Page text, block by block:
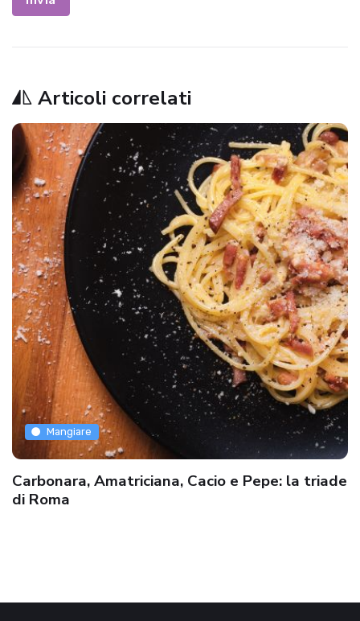
Articoli correlati
Mangiare
Carbonara, Amatriciana, Cacio e Pepe: la triade
di Roma